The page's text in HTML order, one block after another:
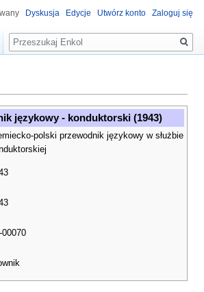
językowy - konduktorski (1943)
polski przewodnik językowy w służbie
00070
Dyskusja Edycje Utwórz konto Zaloguj się
Szukaj